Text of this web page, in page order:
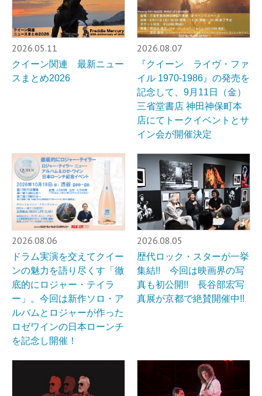
2026.05.11
クイーン関連 最新ニュー
スまとめ2026
2026.08.07
『クイーン ライヴ・ファ
イル 1970-1986』の発売を
記念して、9月11日（金）
三省堂書店 神田神保町本
店にてトークイベントとサ
イン会が開催決定
2026.08.06
ドラム実演を交えてクイー
ンの魅力を語り尽くす「徹
底的にロジャー・テイラ
ー」。今回は新作ソロ・ア
ルバムとロジャーが作った
ロゼワインの日本ローンチ
を記念し開催！
2026.08.05
歴代ロック・スターが一挙
集結!! 今回は映画界の写
真も初公開!! 長谷部宏写
真展が京都で絶賛開催中!!